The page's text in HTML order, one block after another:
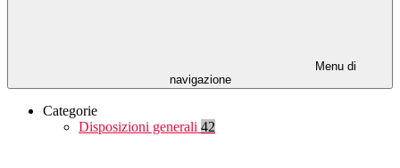
Menu di
navigazione
Categorie
Disposizioni generali 42